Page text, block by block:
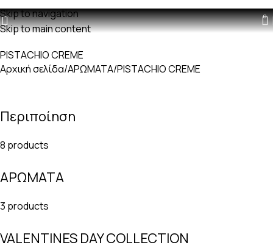
Skip to navigation
Skip to main content
0
PISTACHIO CREME
Αρχική σελίδα ΑΡΩΜΑΤΑ PISTACHIO CREME
Περιποίηση
8 products
ΑΡΩΜΑΤΑ
3 products
VALENTINES DAY COLLECTION